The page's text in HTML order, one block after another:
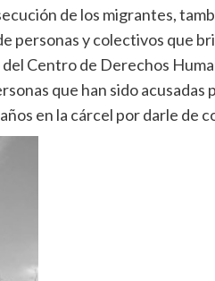
de los migrantes,
personas y colectivos que
Centro de Derechos
que han sido
en la cárcel por darle de